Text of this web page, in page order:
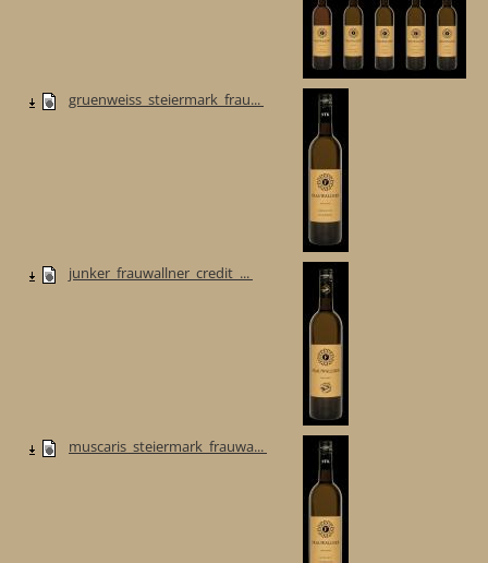
gruenweiss_steiermark_frau...
junker_frauwallner_credit_...
muscaris_steiermark_frauwa...